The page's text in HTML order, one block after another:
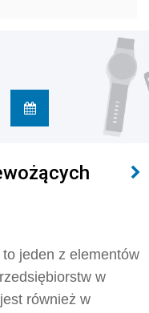
jeden z elementów
w
również w